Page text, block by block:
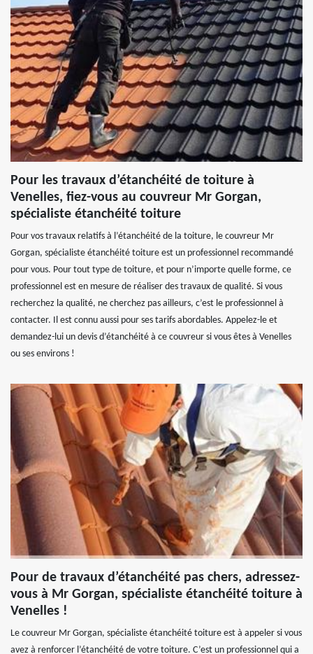
Pour les travaux d’étanchéité de toiture à
Venelles, fiez-vous au couvreur Mr Gorgan,
spécialiste étanchéité toiture
Pour vos travaux relatifs à l’étanchéité de la toiture, le couvreur Mr
Gorgan, spécialiste étanchéité toiture est un professionnel recommandé
pour vous. Pour tout type de toiture, et pour n’importe quelle forme, ce
professionnel est en mesure de réaliser des travaux de qualité. Si vous
recherchez la qualité, ne cherchez pas ailleurs, c’est le professionnel à
contacter. Il est connu aussi pour ses tarifs abordables. Appelez-le et
demandez-lui un devis d’étanchéité à ce couvreur si vous êtes à Venelles
ou ses environs !
Pour de travaux d’étanchéité pas chers, adressez-
vous à Mr Gorgan, spécialiste étanchéité toiture à
Venelles !
Le couvreur Mr Gorgan, spécialiste étanchéité toiture est à appeler si vous
avez à renforcer l’étanchéité de votre toiture. C’est un professionnel qui a